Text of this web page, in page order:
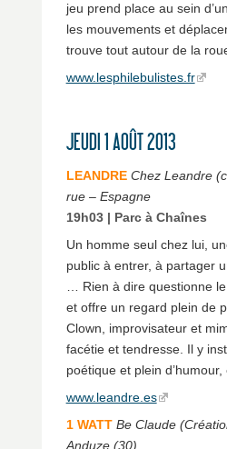
jeu prend place au sein
les mouvements et
trouve tout autour de la
www.lesphilebulistes.fr
JEUDI 1 AOÛT 2013
LEANDRE Chez Leandre
rue – Espagne
19h03 | Parc à Chaînes
Un homme seul chez lui,
public à entrer, à partager
… Rien à dire questionne
et offre un regard plein de
Clown, improvisateur et
facétie et tendresse. Il y
poétique et plein
www.leandre.es
1 WATT Be Claude
Anduze (30)